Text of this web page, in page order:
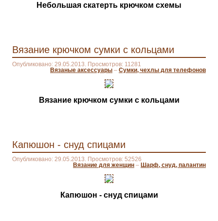
Небольшая скатерть крючком схемы
Вязание крючком сумки с кольцами
Опубликовано: 29.05.2013. Просмотров: 11281
Вязаные аксессуары – Сумки, чехлы для телефонов
Вязание крючком сумки с кольцами
Капюшон - снуд спицами
Опубликовано: 29.05.2013. Просмотров: 52526
Вязание для женщин – Шарф, снуд, палантин
Капюшон - снуд спицами